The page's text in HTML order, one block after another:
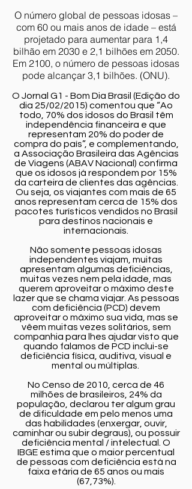
O número global de pessoas idosas –
com 60 ou mais anos de idade – está
projetado para aumentar para 1,4
bilhão em 2030 e 2,1 bilhões em 2050.
Em 2100, o número de pessoas idosas
pode alcançar 3,1 bilhões. (ONU).
O Jornal G1 - Bom Dia Brasil (Edição do
dia 25/02/2015) comentou que “Ao
todo, 70% dos idosos do Brasil têm
independência financeira e que
representam 20% do poder de
compra do país”, e complementando,
a Associação Brasileira das Agências
de Viagens (ABAV Nacional) confirma
que os idosos já respondem por 15%
da carteira de clientes das agências.
Ou seja, os viajantes com mais de 65
anos representam cerca de 15% dos
pacotes turísticos vendidos no Brasil
para destinos nacionais e
internacionais.
Não somente pessoas idosas
independentes viajam, muitas
apresentam algumas deficiências,
muitas vezes nem pela idade, mas
querem aproveitar o máximo deste
lazer que se chama viajar. As pessoas
com deficiência (PCD) devem
aproveitar o máximo sua vida, mas se
vêem muitas vezes solitários, sem
companhia para lhes ajudar visto que
quando falamos de PCD inclui-se
deficiência física, auditiva, visual e
mental ou múltiplas.
No Censo de 2010, cerca de 46
milhões de brasileiros, 24% da
população, declarou ter algum grau
de dificuldade em pelo menos uma
das habilidades (enxergar, ouvir,
caminhar ou subir degraus), ou possuir
deficiência mental / intelectual. O
IBGE estima que o maior percentual
de pessoas com deficiência está na
faixa etária de 65 anos ou mais
(67,73%).